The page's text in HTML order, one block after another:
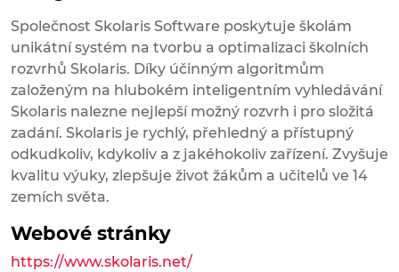
Společnost Skolaris Software poskytuje školám
unikátní systém na tvorbu a optimalizaci školních
rozvrhů Skolaris. Díky účinným algoritmům
založeným na hlubokém inteligentním vyhledávání
Skolaris nalezne nejlepší možný rozvrh i pro složitá
zadání. Skolaris je rychlý, přehledný a přístupný
odkudkoliv, kdykoliv a z jakéhokoliv zařízení. Zvyšuje
kvalitu výuky, zlepšuje život žákům a učitelů ve 14
zemích světa.
Webové stránky
https://www.skolaris.net/